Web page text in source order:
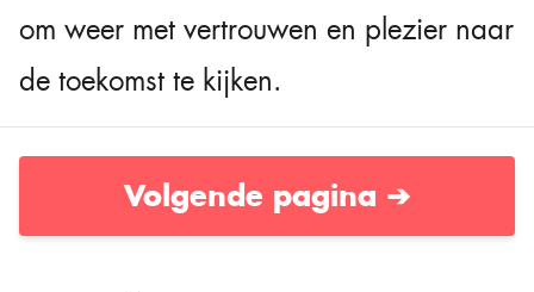
om weer met vertrouwen en plezier naar
de toekomst te kijken.
Volgende pagina ➔